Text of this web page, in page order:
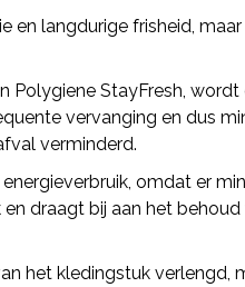
langdurige frisheid,
StayFresh,
vervanging en dus
verminderd.
omdat er
draagt bij aan het
het kledingstuk verlengd,